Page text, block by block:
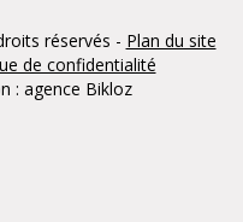
réservés - Plan du site
de confidentialité
: agence Bikloz